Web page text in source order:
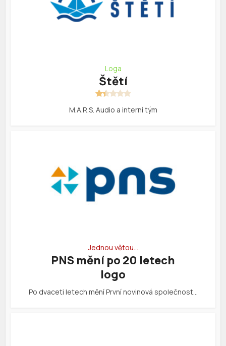
Loga
Štětí
M.A.R.S. Audio a interní tým
Jednou větou…
PNS mění po 20 letech
logo
Po dvaceti letech mění První novinová společnost…